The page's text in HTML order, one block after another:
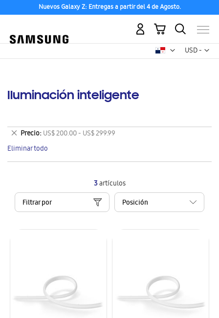
Nuevos Galaxy Z: Entregas a partir del 4 de Agosto.
USD -
dólar
Mi carrito
Iluminación inteligente
3artículos
Filtrar por
Precio US$ 200.00 - US$ 299.99
Eliminar
este
artículo
Eliminar todo